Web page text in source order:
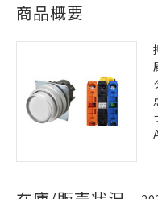
商品概要